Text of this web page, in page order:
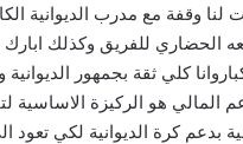
لنا وقفة مع مدرب الديوانية
الحضاري للفريق وكذلك ابارك
كلي ثقة بجمهور
المالي هو الركيزة
بدعم كرة الديوانية لكي